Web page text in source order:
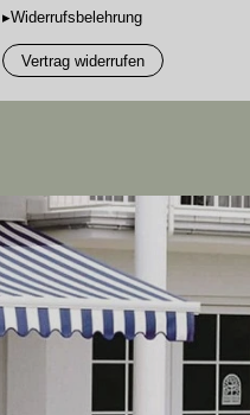
▸Widerrufsbelehrung
Vertrag widerrufen